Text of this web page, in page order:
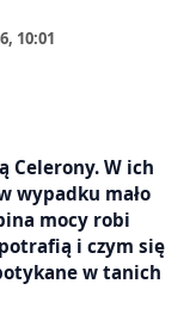
10:01
Celerony. W ich
wypadku mało
mocy robi
i czym się
w tanich